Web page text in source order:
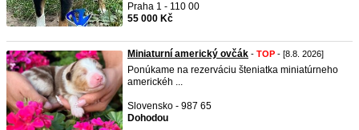
Praha 1 - 110 00
55 000 Kč
Miniaturní americký ovčák - TOP - [8.8. 2026]
Ponúkame na rezerváciu šteniatka miniatúrneho
americkéh ...
Slovensko - 987 65
Dohodou